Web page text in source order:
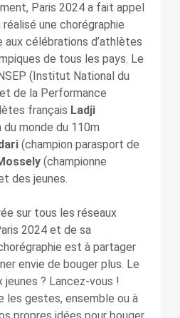
Paris 2024 a fait appel
réalisé une chorégraphie
aux célébrations d’athlètes
de tous les pays. Le
(Institut National du
de la Performance
français Ladji
monde du 110m
(champion parasport de
(championne
des jeunes.
sur tous les réseaux
2024 et de sa
est à partager
envie de bouger plus. Le
jeunes ? Lancez-vous !
les gestes, ensemble ou à